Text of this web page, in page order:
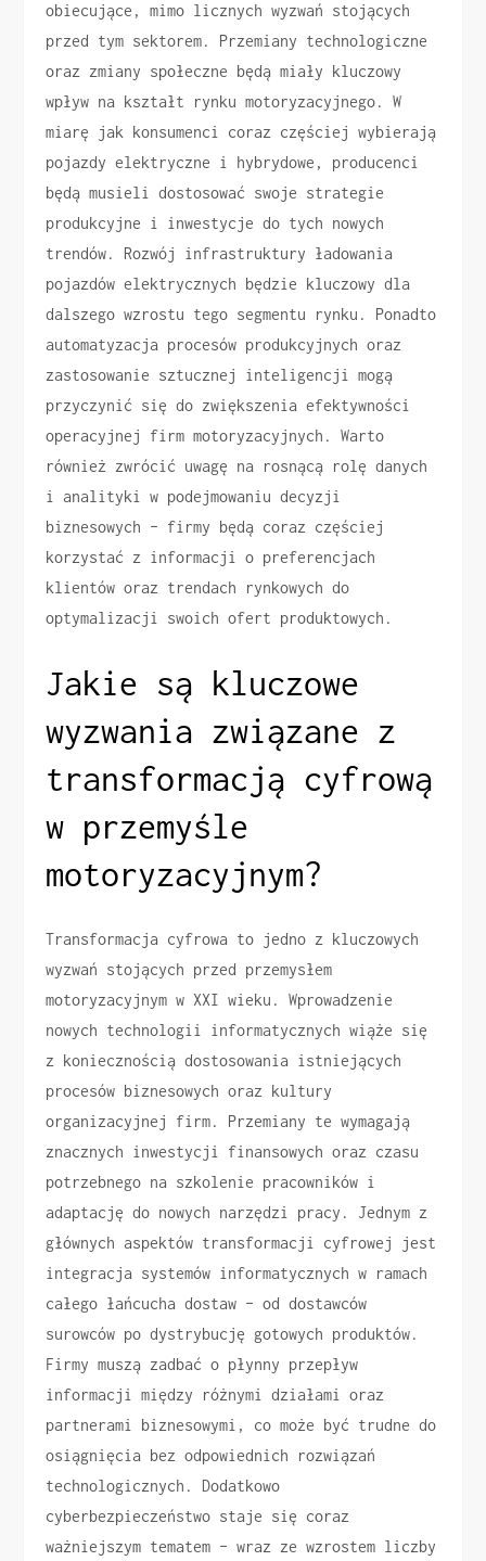
obiecujące, mimo licznych wyzwań stojących
przed tym sektorem. Przemiany technologiczne
oraz zmiany społeczne będą miały kluczowy
wpływ na kształt rynku motoryzacyjnego. W
miarę jak konsumenci coraz częściej wybierają
pojazdy elektryczne i hybrydowe, producenci
będą musieli dostosować swoje strategie
produkcyjne i inwestycje do tych nowych
trendów. Rozwój infrastruktury ładowania
pojazdów elektrycznych będzie kluczowy dla
dalszego wzrostu tego segmentu rynku. Ponadto
automatyzacja procesów produkcyjnych oraz
zastosowanie sztucznej inteligencji mogą
przyczynić się do zwiększenia efektywności
operacyjnej firm motoryzacyjnych. Warto
również zwrócić uwagę na rosnącą rolę danych
i analityki w podejmowaniu decyzji
biznesowych – firmy będą coraz częściej
korzystać z informacji o preferencjach
klientów oraz trendach rynkowych do
optymalizacji swoich ofert produktowych.
Jakie są kluczowe
wyzwania związane z
transformacją cyfrową
w przemyśle
motoryzacyjnym?
Transformacja cyfrowa to jedno z kluczowych
wyzwań stojących przed przemysłem
motoryzacyjnym w XXI wieku. Wprowadzenie
nowych technologii informatycznych wiąże się
z koniecznością dostosowania istniejących
procesów biznesowych oraz kultury
organizacyjnej firm. Przemiany te wymagają
znacznych inwestycji finansowych oraz czasu
potrzebnego na szkolenie pracowników i
adaptację do nowych narzędzi pracy. Jednym z
głównych aspektów transformacji cyfrowej jest
integracja systemów informatycznych w ramach
całego łańcucha dostaw – od dostawców
surowców po dystrybucję gotowych produktów.
Firmy muszą zadbać o płynny przepływ
informacji między różnymi działami oraz
partnerami biznesowymi, co może być trudne do
osiągnięcia bez odpowiednich rozwiązań
technologicznych. Dodatkowo
cyberbezpieczeństwo staje się coraz
ważniejszym tematem – wraz ze wzrostem liczby